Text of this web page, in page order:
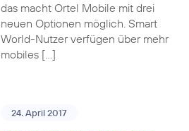
das macht Ortel Mobile mit drei
neuen Optionen möglich. Smart
World-Nutzer verfügen über mehr
mobiles […]
24. April 2017